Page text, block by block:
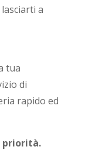
a
tua
di
rapido ed
priorità.